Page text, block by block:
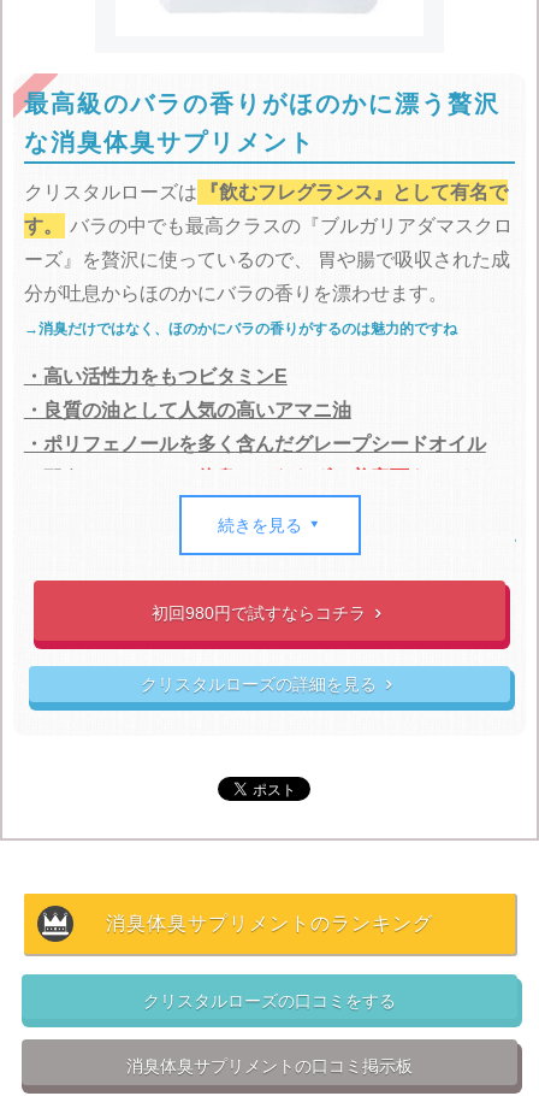
最高級のバラの香りがほのかに漂う贅沢
な消臭体臭サプリメント
クリスタルローズは
『飲むフレグランス』として有名で
す。
バラの中でも最高クラスの『ブルガリアダマスクロ
ーズ』を贅沢に使っているので、
胃や腸で吸収された成
分が吐息からほのかにバラの香りを漂わせます。
→消臭だけではなく、ほのかにバラの香りがするのは魅力的ですね
・ 高い活性力をもつビタミンE
・良質の油として人気の高いアマニ油
・ポリフェノールを多く含んだグレープシードオイル
リですね
エチケット、美容、リフレッシュと、幅広く活用できま
う女性に特にオススメです。
ニオイでお悩みの方は是非、この機会に申し込
続きを見る 
初回980円で試すならコチラ 
クリスタルローズの詳細を見る 
消臭体臭サプリメントのランキング
クリスタルローズの口コミをする
消臭体臭サプリメントの口コミ掲示板